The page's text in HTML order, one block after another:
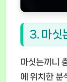
3. 마싯
마싯는끼니
에 위치한